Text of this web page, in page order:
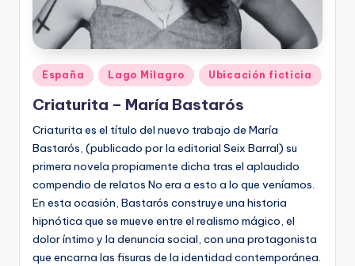
Publicado
en
España Lago Milagro Ubicación ficticia
Criaturita – María Bastarós
Criaturita es el título del nuevo trabajo de María
Bastarós, (publicado por la editorial Seix Barral) su
primera novela propiamente dicha tras el aplaudido
compendio de relatos No era a esto a lo que veníamos.
En esta ocasión, Bastarós construye una historia
hipnótica que se mueve entre el realismo mágico, el
dolor íntimo y la denuncia social, con una protagonista
que encarna las fisuras de la identidad contemporánea.